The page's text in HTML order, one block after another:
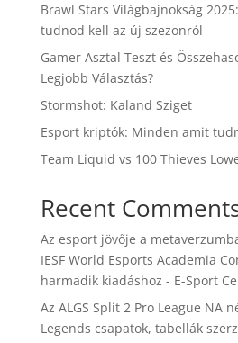
Brawl Stars Világbajnokság
tudnod kell az új szezonról
Gamer Asztal Teszt és
Legjobb Választás?
Stormshot: Kaland Sziget
Esport kriptók: Minden amit
Team Liquid vs 100 Thieves
Recent
Az esport jövője a
IESF World Esports Academia
harmadik kiadáshoz - E-Sport
Az ALGS Split 2 Pro League NA
Legends csapatok, tabellák